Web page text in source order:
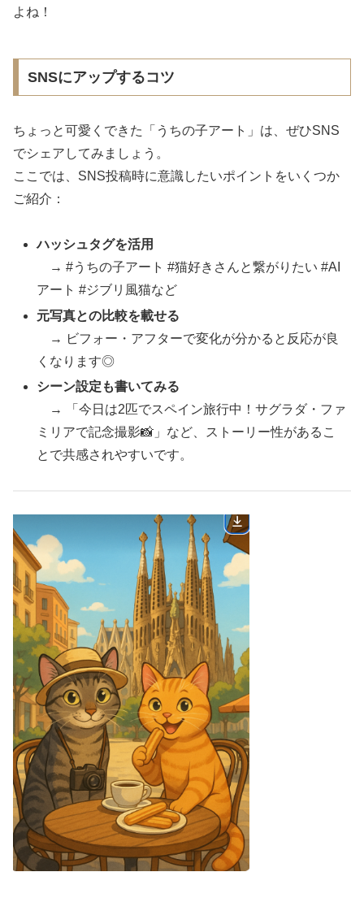
よね！
SNSにアップするコツ
ちょっと可愛くできた「うちの子アート」は、ぜひSNS
でシェアしてみましょう。
ここでは、SNS投稿時に意識したいポイントをいくつか
ご紹介：
ハッシュタグを活用
→ #うちの子アート #猫好きさんと繋がりたい #AI
アート #ジブリ風猫など
元写真との比較を載せる
→ ビフォー・アフターで変化が分かると反応が良
くなります◎
シーン設定も書いてみる
→ 「今日は2匹でスペイン旅行中！サグラダ・ファ
ミリアで記念撮影📸」など、ストーリー性があるこ
とで共感されやすいです。